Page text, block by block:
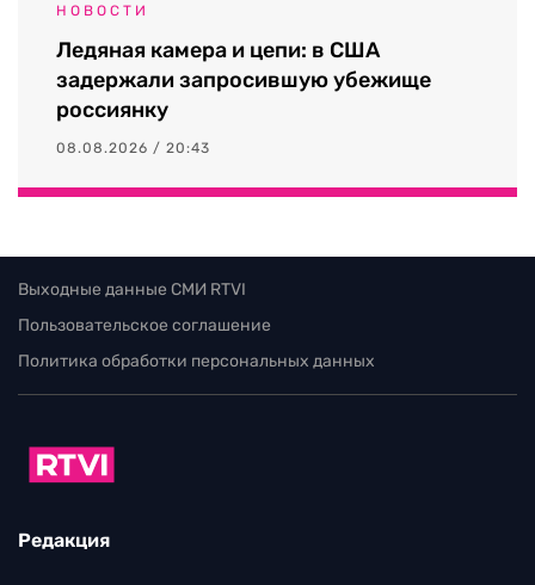
НОВОСТИ
Ледяная камера и цепи: в США
задержали запросившую убежище
россиянку
08.08.2026 / 20:43
Выходные данные СМИ RTVI
Пользовательское соглашение
Политика обработки персональных данных
Редакция